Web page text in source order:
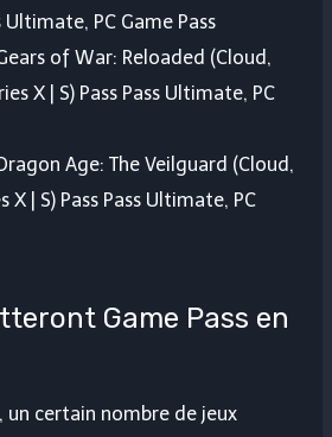
Ultimate, PC Game Pass
of War: Reloaded (Cloud,
X | S) Pass Pass Ultimate, PC
Age: The Veilguard (Cloud,
X | S) Pass Pass Ultimate, PC
Game Pass en
un certain nombre de jeux